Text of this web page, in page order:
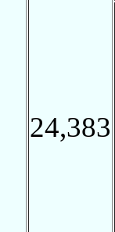
24,383